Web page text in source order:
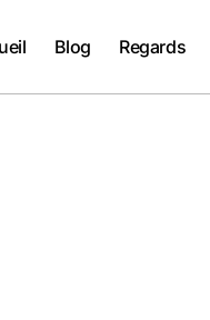
Blog Regards